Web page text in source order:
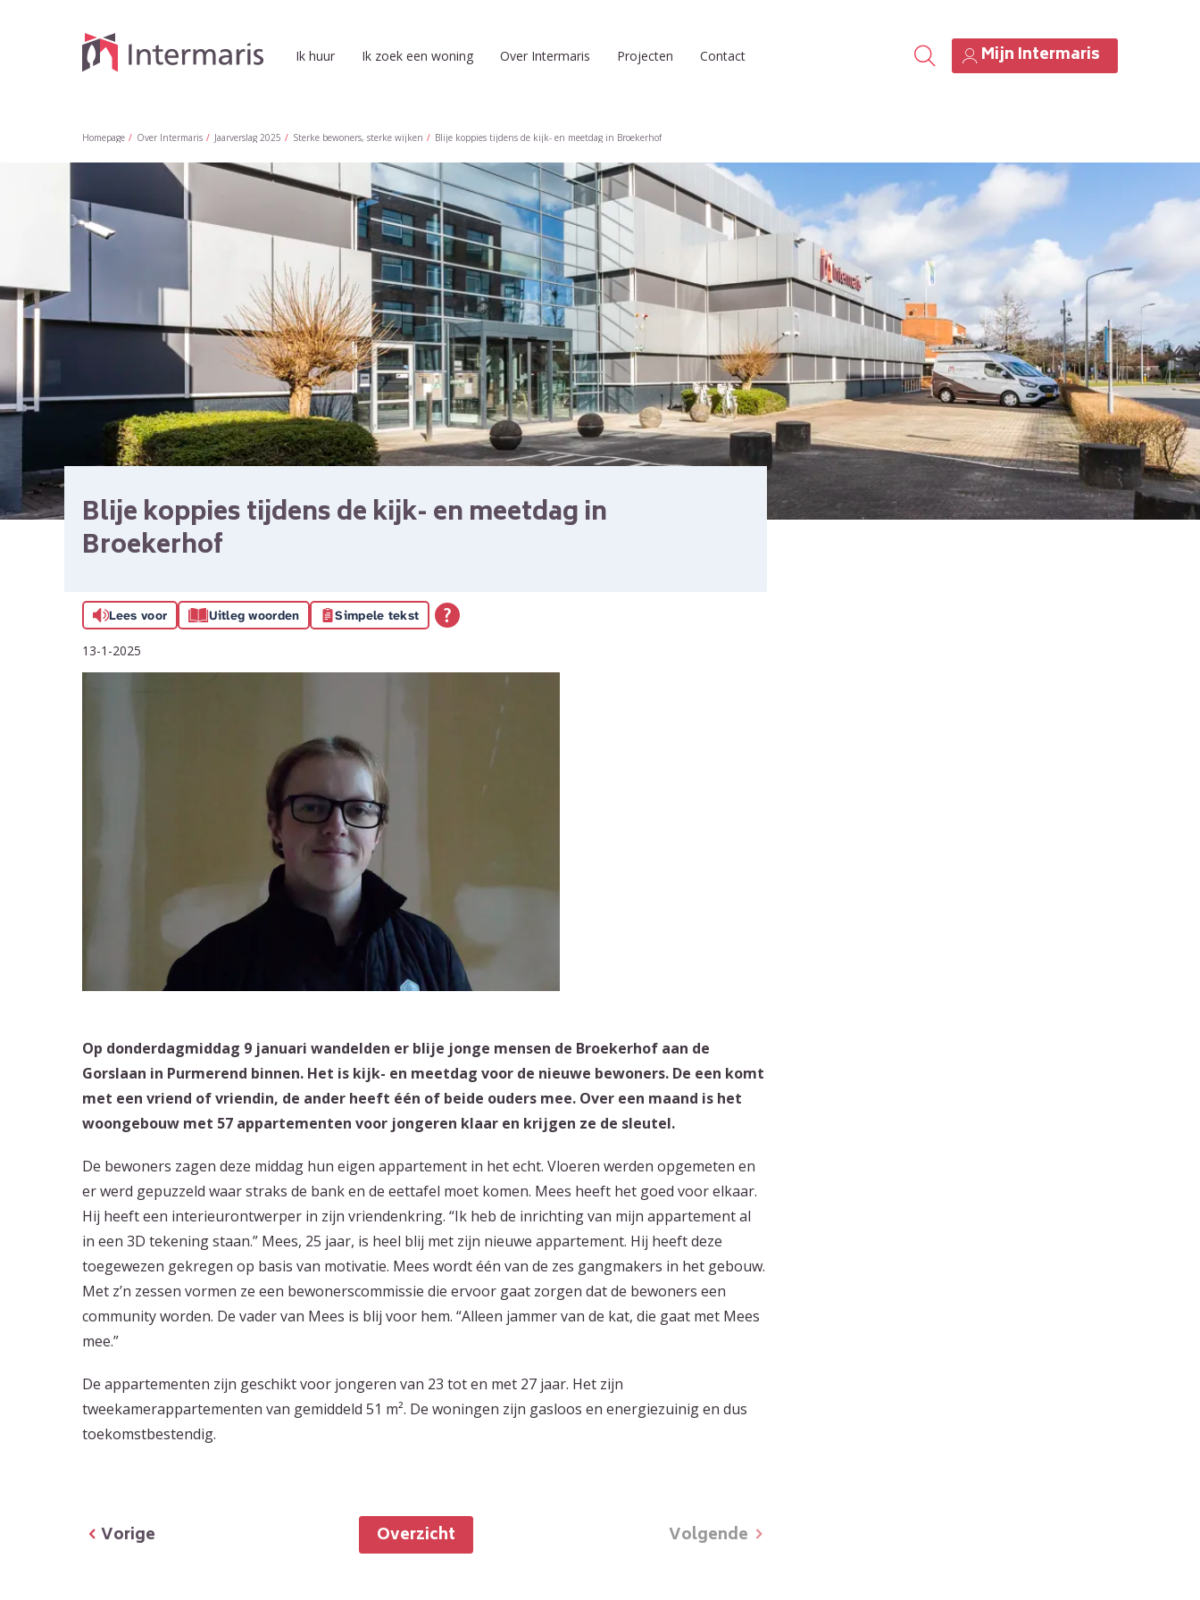
Naar hoofdinhoud
Naar hoofdnavigatiemenu
Naar zoeken
Naar de homepage
Ik huur Ik zoek een woning Over Intermaris Projecten Contact Mijn Intermaris
Homepage Over Intermaris Jaarverslag 2025 Sterke bewoners, sterke wijken Blije koppies tijdens de kijk- en meetdag in Broekerhof
Blije koppies tijdens de kijk- en meetdag in
Broekerhof
Lees voor Uitleg woorden Simpele tekst
13-1-2025
Op donderdagmiddag 9 januari wandelden er blije jonge mensen de Broekerhof aan de
Gorslaan in Purmerend binnen. Het is kijk- en meetdag voor de nieuwe bewoners. De een komt
met een vriend of vriendin, de ander heeft één of beide ouders mee. Over een maand is het
woongebouw met 57 appartementen voor jongeren klaar en krijgen ze de sleutel.
De bewoners zagen deze middag hun eigen appartement in het echt. Vloeren werden opgemeten en
er werd gepuzzeld waar straks de bank en de eettafel moet komen. Mees heeft het goed voor elkaar.
Hij heeft een interieurontwerper in zijn vriendenkring. “Ik heb de inrichting van mijn appartement al
in een 3D tekening staan.” Mees, 25 jaar, is heel blij met zijn nieuwe appartement. Hij heeft deze
toegewezen gekregen op basis van motivatie. Mees wordt één van de zes gangmakers in het gebouw.
Met z’n zessen vormen ze een bewonerscommissie die ervoor gaat zorgen dat de bewoners een
community worden. De vader van Mees is blij voor hem. “Alleen jammer van de kat, die gaat met Mees
mee.”
De appartementen zijn geschikt voor jongeren van 23 tot en met 27 jaar. Het zijn
tweekamerappartementen van gemiddeld 51 m². De woningen zijn gasloos en energiezuinig en dus
toekomstbestendig.
Volgende
Overzicht
Vorige